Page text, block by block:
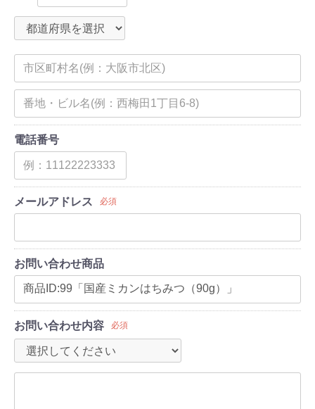
電話番号
メールアドレス 必須
お問い合わせ商品
お問い合わせ内容 必須